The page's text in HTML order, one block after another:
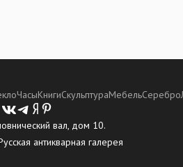
ЧасыКнигиСкульптураМебельСеребро
вал, дом 10.
антикварная галерея